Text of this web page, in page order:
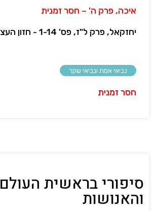
איכה, פרק ה' – חסר זמנית
יחזקאל, פרק ל"ז, פס' 1-14 - חזון העצמות היבשות
נביאי אמת ונביאי שקר
חסר זמנית
סיפורי בראשית העולם
והאנושות